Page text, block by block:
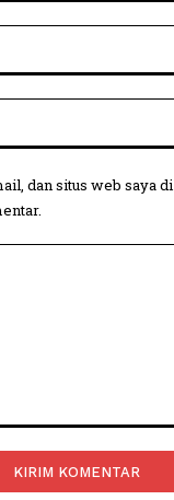
dan situs web saya